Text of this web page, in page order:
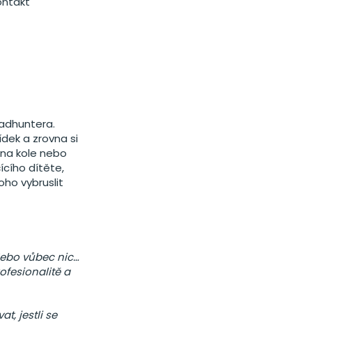
a zrovna si
kole nebo
dítěte,
vybruslit
vůbec nic…
a
jestli se